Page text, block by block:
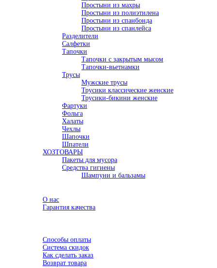
Простыни из махры
Простыни из полиэтилена
Простыни из спанбонда
Простыни из спанлейса
Разделители
Салфетки
Тапочки
Тапочки с закрытым мысом
Тапочки-вьетнамки
Трусы
Мужские трусы
Трусики классические женские
Трусики-бикини женские
Фартуки
Фольга
Халаты
Чехлы
Шапочки
Шпатели
ХОЗТОВАРЫ
Пакеты для мусора
Средства гигиены
Шампуни и бальзамы
О нас
Гарантия качества
Способы оплаты
Система скидок
Как сделать заказ
Возврат товара